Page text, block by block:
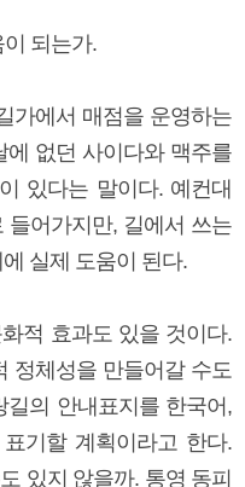
되는가.
가에서 매점을 운영하는
없던 사이다와 맥주를
있다는 말이다. 예컨대
어가지만, 길에서 쓰는
실제 도움이 된다.
적 효과도 있을 것이다.
정체성을 만들어갈 수도
의 안내표지를 한국어,
기할 계획이라고 한다.
있지 않을까. 통영 동피